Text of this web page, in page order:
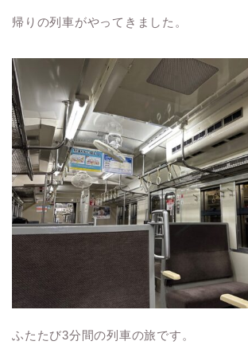
帰りの列車がやってきました。
ふたたび3分間の列車の旅です。